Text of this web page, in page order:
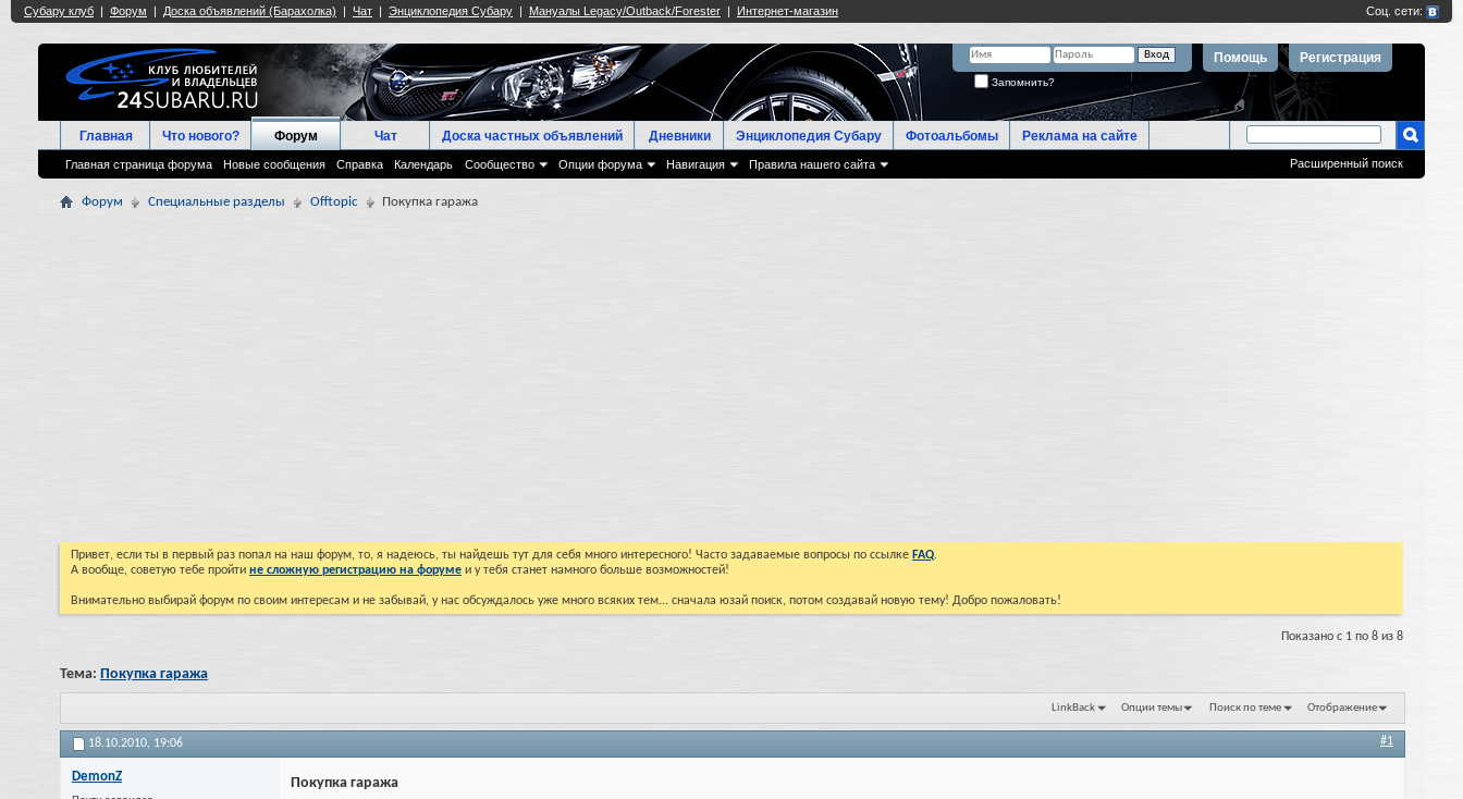
Регистрация
Помощь
Запомнить?
Главная Что нового? Форум
Главная страница форума Новые сообщения Справка Календарь Сообщество Опции форума Навигация Правила нашего сайта
Чат Доска частных объявлений Дневники Энциклопедия Субару Фотоальбомы Реклама на сайте
Расширенный поиск
Форум Специальные разделы Offtopic Покупка гаража
Привет, если ты в первый раз попал на наш форум, то, я надеюсь, ты найдешь тут для себя много интересного! Часто задаваемые вопросы по ссылке FAQ.
А вообще, советую тебе пройти не сложную регистрацию на форуме и у тебя станет намного больше возможностей!
Внимательно выбирай форум по своим интересам и не забывай, у нас обсуждалось уже много всяких тем... сначала юзай поиск, потом создавай новую тему! Добро пожаловать!
Показано с 1 по 8 из 8
Тема: Покупка гаража
LinkBack Опции темы Поиск по теме Отображение
18.10.2010, 19:06 #1
DemonZ
Покупка гаража